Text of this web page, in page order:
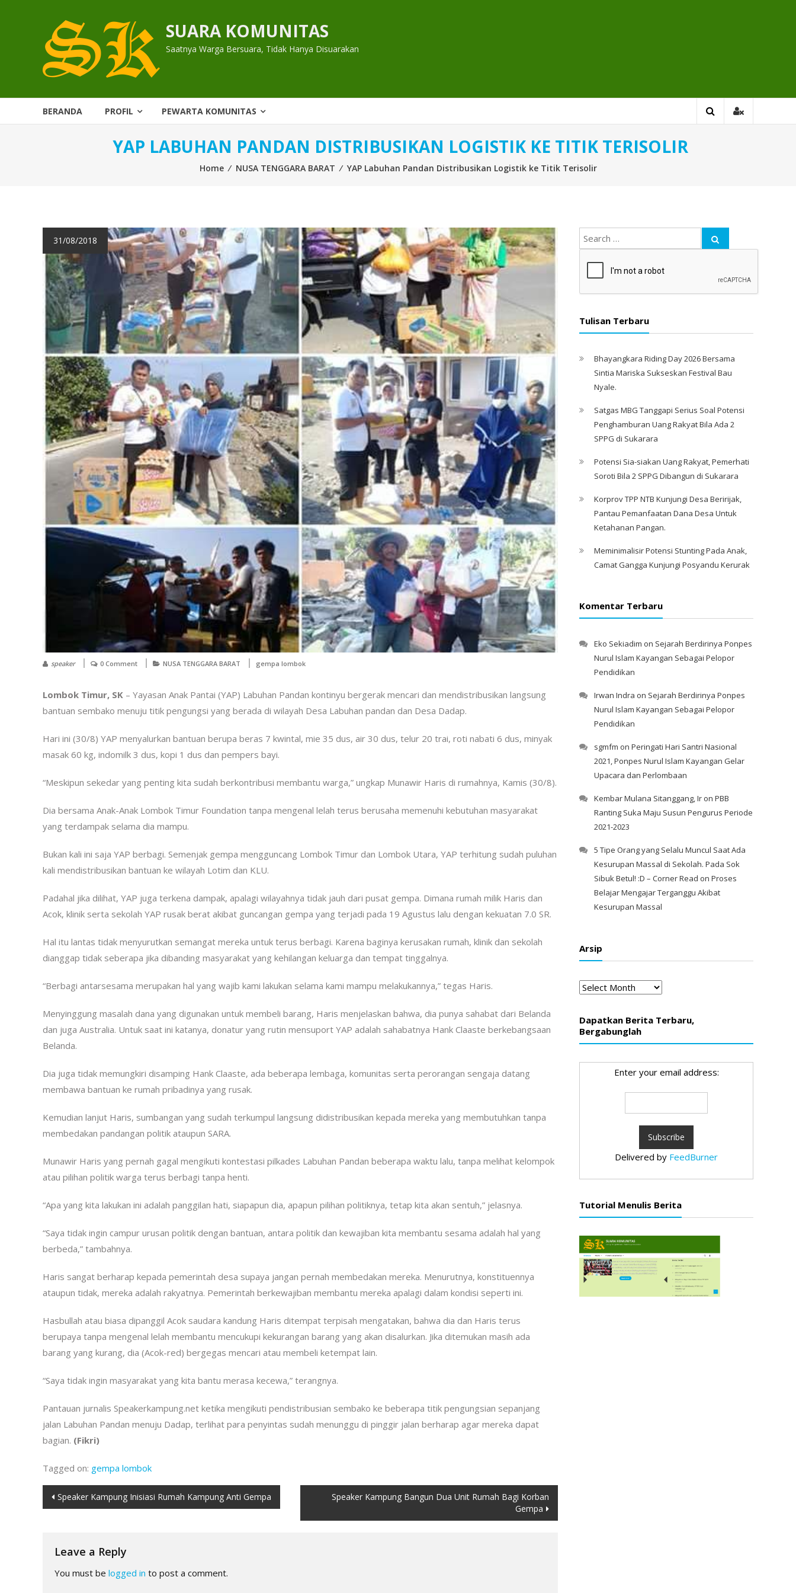
SUARA KOMUNITAS
Saatnya Warga Bersuara, Tidak Hanya Disuarakan
BERANDA PROFIL PEWARTA KOMUNITAS
YAP LABUHAN PANDAN DISTRIBUSIKAN LOGISTIK KE TITIK TERISOLIR
Home ⁄ NUSA TENGGARA BARAT ⁄ YAP Labuhan Pandan Distribusikan Logistik ke Titik Terisolir
31/08/2018
speaker 0 Comment NUSA TENGGARA BARAT gempa lombok
Lombok Timur, SK – Yayasan Anak Pantai (YAP) Labuhan Pandan kontinyu bergerak mencari dan mendistribusikan langsung
bantuan sembako menuju titik pengungsi yang berada di wilayah Desa Labuhan pandan dan Desa Dadap.
Hari ini (30/8) YAP menyalurkan bantuan berupa beras 7 kwintal, mie 35 dus, air 30 dus, telur 20 trai, roti nabati 6 dus, minyak
masak 60 kg, indomilk 3 dus, kopi 1 dus dan pempers bayi.
“Meskipun sekedar yang penting kita sudah berkontribusi membantu warga,” ungkap Munawir Haris di rumahnya, Kamis (30/8).
Dia bersama Anak-Anak Lombok Timur Foundation tanpa mengenal lelah terus berusaha memenuhi kebutuhan masyarakat
yang terdampak selama dia mampu.
Bukan kali ini saja YAP berbagi. Semenjak gempa mengguncang Lombok Timur dan Lombok Utara, YAP terhitung sudah puluhan
kali mendistribusikan bantuan ke wilayah Lotim dan KLU.
Padahal jika dilihat, YAP juga terkena dampak, apalagi wilayahnya tidak jauh dari pusat gempa. Dimana rumah milik Haris dan
Acok, klinik serta sekolah YAP rusak berat akibat guncangan gempa yang terjadi pada 19 Agustus lalu dengan kekuatan 7.0 SR.
Hal itu lantas tidak menyurutkan semangat mereka untuk terus berbagi. Karena baginya kerusakan rumah, klinik dan sekolah
dianggap tidak seberapa jika dibanding masyarakat yang kehilangan keluarga dan tempat tinggalnya.
“Berbagi antarsesama merupakan hal yang wajib kami lakukan selama kami mampu melakukannya,” tegas Haris.
Menyinggung masalah dana yang digunakan untuk membeli barang, Haris menjelaskan bahwa, dia punya sahabat dari Belanda
dan juga Australia. Untuk saat ini katanya, donatur yang rutin mensuport YAP adalah sahabatnya Hank Claaste berkebangsaan
Belanda.
Dia juga tidak memungkiri disamping Hank Claaste, ada beberapa lembaga, komunitas serta perorangan sengaja datang
membawa bantuan ke rumah pribadinya yang rusak.
Kemudian lanjut Haris, sumbangan yang sudah terkumpul langsung didistribusikan kepada mereka yang membutuhkan tanpa
membedakan pandangan politik ataupun SARA.
Munawir Haris yang pernah gagal mengikuti kontestasi pilkades Labuhan Pandan beberapa waktu lalu, tanpa melihat kelompok
atau pilihan politik warga terus berbagi tanpa henti.
“Apa yang kita lakukan ini adalah panggilan hati, siapapun dia, apapun pilihan politiknya, tetap kita akan sentuh,” jelasnya.
“Saya tidak ingin campur urusan politik dengan bantuan, antara politik dan kewajiban kita membantu sesama adalah hal yang
berbeda,” tambahnya.
Haris sangat berharap kepada pemerintah desa supaya jangan pernah membedakan mereka. Menurutnya, konstituennya
ataupun tidak, mereka adalah rakyatnya. Pemerintah berkewajiban membantu mereka apalagi dalam kondisi seperti ini.
Hasbullah atau biasa dipanggil Acok saudara kandung Haris ditempat terpisah mengatakan, bahwa dia dan Haris terus
berupaya tanpa mengenal lelah membantu mencukupi kekurangan barang yang akan disalurkan. Jika ditemukan masih ada
barang yang kurang, dia (Acok-red) bergegas mencari atau membeli ketempat lain.
“Saya tidak ingin masyarakat yang kita bantu merasa kecewa,” terangnya.
Pantauan jurnalis Speakerkampung.net ketika mengikuti pendistribusian sembako ke beberapa titik pengungsian sepanjang
jalan Labuhan Pandan menuju Dadap, terlihat para penyintas sudah menunggu di pinggir jalan berharap agar mereka dapat
bagian. (Fikri)
Tagged on: gempa lombok
Post
Speaker Kampung Inisiasi Rumah Kampung Anti Gempa
Speaker Kampung Bangun Dua Unit Rumah Bagi Korban
Gempa
Leave a Reply
You must be logged in to post a comment.
Tulisan Terbaru
Bhayangkara Riding Day 2026 Bersama
Sintia Mariska Sukseskan Festival Bau
Nyale. ‎
Satgas MBG Tanggapi Serius Soal Potensi
Penghamburan Uang Rakyat Bila Ada 2
SPPG di Sukarara
Potensi Sia-siakan Uang Rakyat, Pemerhati
Soroti Bila 2 SPPG Dibangun di Sukarara
Korprov TPP NTB Kunjungi Desa Beririjak,
Pantau Pemanfaatan Dana Desa Untuk
Ketahanan Pangan.
Meminimalisir Potensi Stunting Pada Anak,
Camat Gangga Kunjungi Posyandu Kerurak
Komentar Terbaru
Eko Sekiadim on Sejarah Berdirinya Ponpes
Nurul Islam Kayangan Sebagai Pelopor
Pendidikan
Irwan Indra on Sejarah Berdirinya Ponpes
Nurul Islam Kayangan Sebagai Pelopor
Pendidikan
sgmfm on Peringati Hari Santri Nasional
2021, Ponpes Nurul Islam Kayangan Gelar
Upacara dan Perlombaan
Kembar Mulana Sitanggang, Ir on PBB
Ranting Suka Maju Susun Pengurus Periode
2021-2023
5 Tipe Orang yang Selalu Muncul Saat Ada
Kesurupan Massal di Sekolah. Pada Sok
Sibuk Betul! :D – Corner Read on Proses
Belajar Mengajar Terganggu Akibat
Kesurupan Massal
Arsip
Arsip
Dapatkan Berita Terbaru,
Bergabunglah
Enter your email address:
Delivered by FeedBurner
Tutorial Menulis Berita